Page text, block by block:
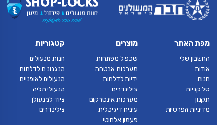
מפת האתר
החשבון שלי
אודות
חנות
סל קניות
תקנון
מדיניות הפרטיות
מוצרים
שכפול מפתחות
מערכות אבטחה
ידיות לדלתות
צילינדרים
מערכות אינטרקום
עינית דיגיטלית
פעמון אלחוטי
קטגוריות
חנות מנעולים
מנגנונים לדלתות
מנעולים לאופניים
מנעולי תליה
ציוד למנעולן
צילינדרים